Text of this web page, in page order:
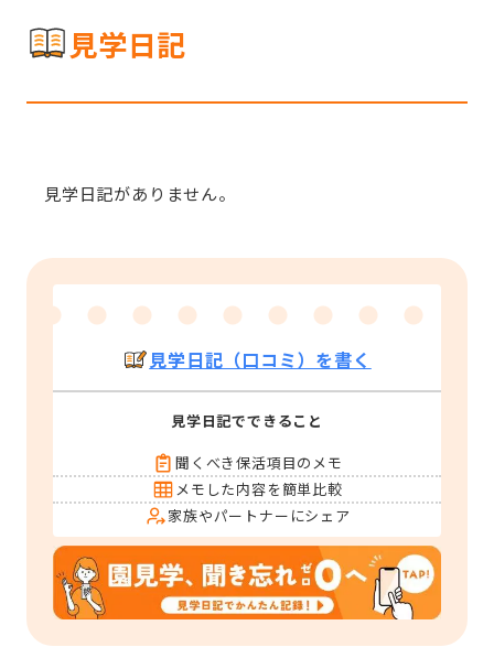
見学日記
見学日記がありません。
見学日記（口コミ）を書く
見学日記でできること
聞くべき保活項目のメモ
メモした内容を簡単比較
家族やパートナーにシェア